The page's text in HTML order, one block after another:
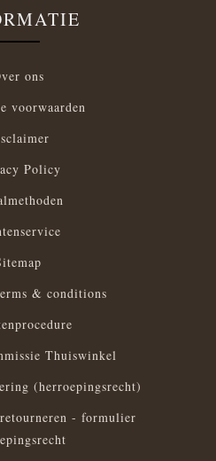
ons
voorwaarden
Policy
& conditions
Thuiswinkel
(herroepingsrecht)
- formulier